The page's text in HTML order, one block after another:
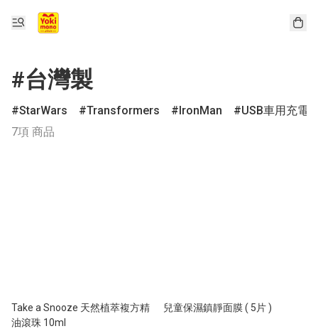
#台灣製
StarWars Transformers IronMan
USB車用充電
7項 商品
Take a Snooze 天然植萃複方精
油滾珠 10ml
兒童保濕鎮靜面膜 ( 5片 )